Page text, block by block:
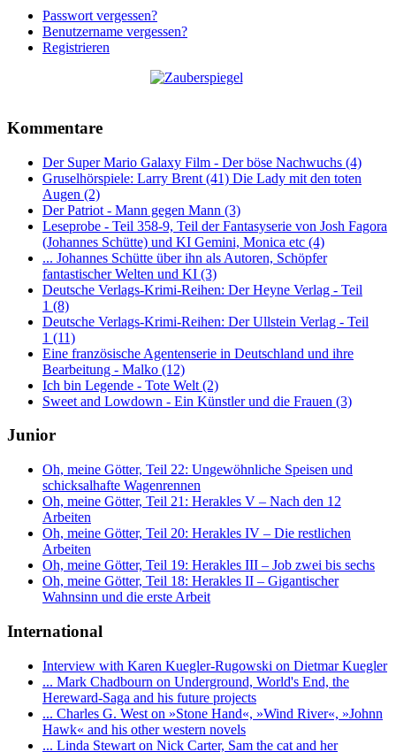
Passwort vergessen?
Benutzername vergessen?
Registrieren
Kommentare
Der Super Mario Galaxy Film - Der böse Nachwuchs (4)
Gruselhörspiele: Larry Brent (41) Die Lady mit den toten
Augen (2)
Der Patriot - Mann gegen Mann (3)
Leseprobe - Teil 358-9, Teil der Fantasyserie von Josh Fagora
(Johannes Schütte) und KI Gemini, Monica etc (4)
... Johannes Schütte über ihn als Autoren, Schöpfer
fantastischer Welten und KI (3)
Deutsche Verlags-Krimi-Reihen: Der Heyne Verlag - Teil
1 (8)
Deutsche Verlags-Krimi-Reihen: Der Ullstein Verlag - Teil
1 (11)
Eine französische Agentenserie in Deutschland und ihre
Bearbeitung - Malko (12)
Ich bin Legende - Tote Welt (2)
Sweet and Lowdown - Ein Künstler und die Frauen (3)
Junior
Oh, meine Götter, Teil 22: Ungewöhnliche Speisen und
schicksalhafte Wagenrennen
Oh, meine Götter, Teil 21: Herakles V – Nach den 12
Arbeiten
Oh, meine Götter, Teil 20: Herakles IV – Die restlichen
Arbeiten
Oh, meine Götter, Teil 19: Herakles III – Job zwei bis sechs
Oh, meine Götter, Teil 18: Herakles II – Gigantischer
Wahnsinn und die erste Arbeit
International
Interview with Karen Kuegler-Rugowski on Dietmar Kuegler
... Mark Chadbourn on Underground, World's End, the
Hereward-Saga and his future projects
... Charles G. West on »Stone Hand«, »Wind River«, »Johnn
Hawk« and his other western novels
... Linda Stewart on Nick Carter, Sam the cat and her